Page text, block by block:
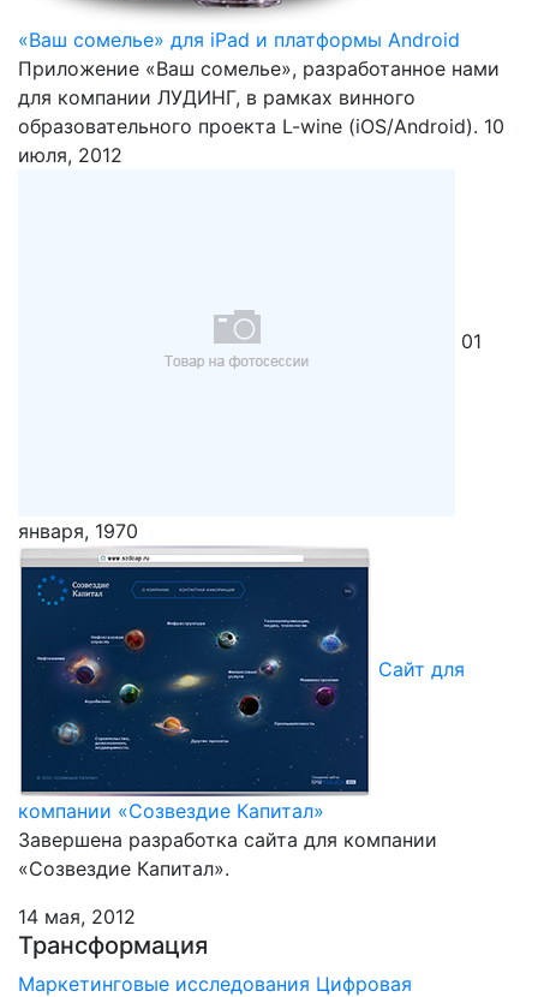
«Ваш сомелье» для iPad и платформы Android
Приложение «Ваш сомелье», разработанное нами
для компании ЛУДИНГ, в рамках винного
образовательного проекта L-wine (iOS/Android). 10
июля, 2012
01
января, 1970
Сайт для
компании «Созвездие Капитал»
Завершена разработка сайта для компании
«Созвездие Капитал».
14 мая, 2012
Трансформация
Маркетинговые исследования Цифровая